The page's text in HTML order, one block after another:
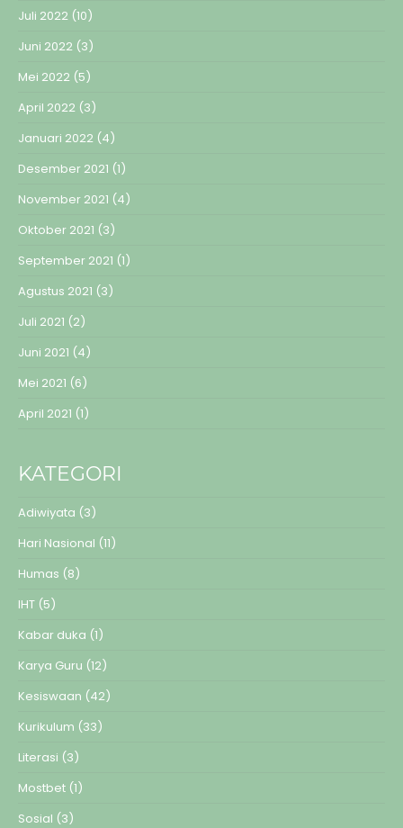
Juli 2022 (10)
Juni 2022 (3)
Mei 2022 (5)
April 2022 (3)
Januari 2022 (4)
Desember 2021 (1)
November 2021 (4)
Oktober 2021 (3)
September 2021 (1)
Agustus 2021 (3)
Juli 2021 (2)
Juni 2021 (4)
Mei 2021 (6)
April 2021 (1)
KATEGORI
Adiwiyata (3)
Hari Nasional (11)
Humas (8)
IHT (5)
Kabar duka (1)
Karya Guru (12)
Kesiswaan (42)
Kurikulum (33)
Literasi (3)
Mostbet (1)
Sosial (3)